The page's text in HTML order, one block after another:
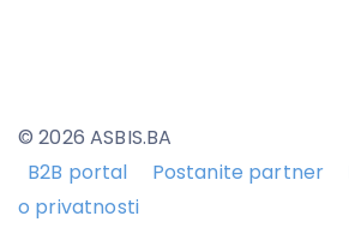
© 2026 ASBIS.BA
B2B portal
Postanite partner
o privatnosti